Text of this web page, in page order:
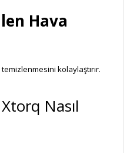
Hava
kolaylaştırır.
Nasıl